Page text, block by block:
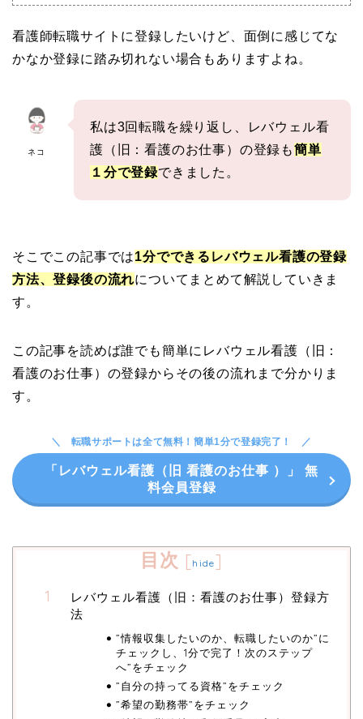
看護師転職サイトに登録したいけど、面倒に感じてな
かなか登録に踏み切れない場合もありますよね。
ネコ
私は3回転職を繰り返し、レバウェル看
護（旧：看護のお仕事）の登録も簡単
１分で登録できました。
そこでこの記事では1分でできるレバウェル看護の登録
方法、登録後の流れについてまとめて解説していきま
す。
この記事を読めば誰でも簡単にレバウェル看護（旧：
看護のお仕事）の登録からその後の流れまで分かりま
す。
転職サポートは全て無料！簡単1分で登録完了！
「レバウェル看護（旧 看護のお仕事 ）」 無
料会員登録
目次 [hide]
レバウェル看護（旧：看護のお仕事）登録方
法
”情報収集したいのか、転職したいのか”に
チェックし、1分で完了！次のステップ
へ”をチェック
”自分の持ってる資格”をチェック
”希望の勤務帯”をチェック